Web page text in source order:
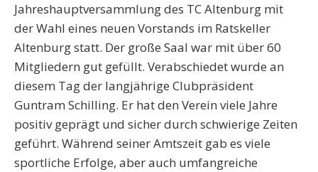
Jahreshauptversammlung des TC Altenburg mit
der Wahl eines neuen Vorstands im Ratskeller
Altenburg statt. Der große Saal war mit über 60
Mitgliedern gut gefüllt. Verabschiedet wurde an
diesem Tag der langjährige Clubpräsident
Guntram Schilling. Er hat den Verein viele Jahre
positiv geprägt und sicher durch schwierige Zeiten
geführt. Während seiner Amtszeit gab es viele
sportliche Erfolge, aber auch umfangreiche